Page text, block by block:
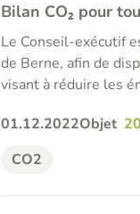
Bilan CO₂ pour
Le Conseil-exécutif
de Berne, afin de
visant à réduire les
01.12.2022Objet
CO2